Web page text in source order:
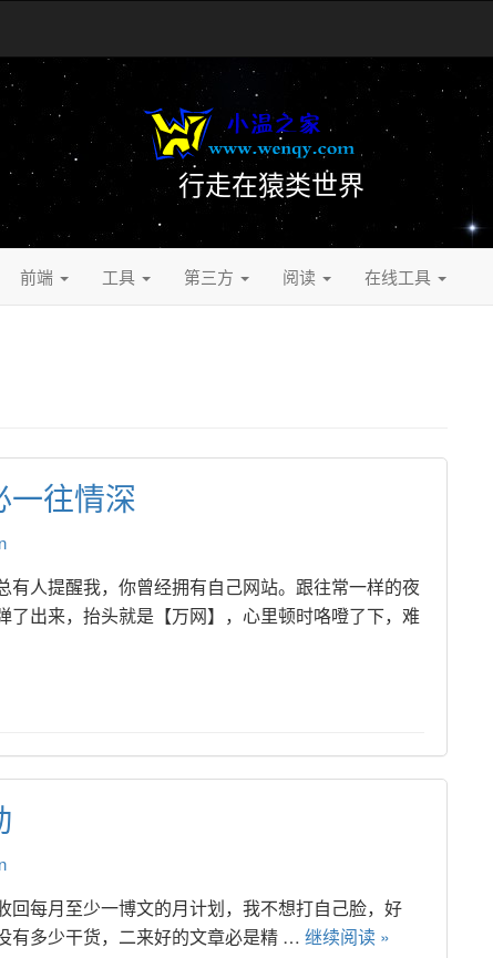
行走在猿类世界
前端 工具 第三方 阅读 在线工具
一往情深
人提醒我，你曾经拥有自己网站。跟往常一样的夜
出来，抬头就是【万网】，心里顿时咯噔了下，难
回每月至少一博文的月计划，我不想打自己脸，好
有多少干货，二来好的文章必是精 … 继续阅读 »